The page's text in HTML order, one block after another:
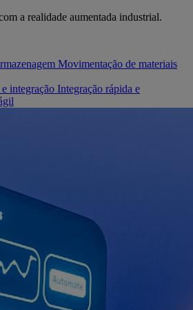
a realidade aumentada industrial.
Movimentação de materiais
integração Integração rápida e